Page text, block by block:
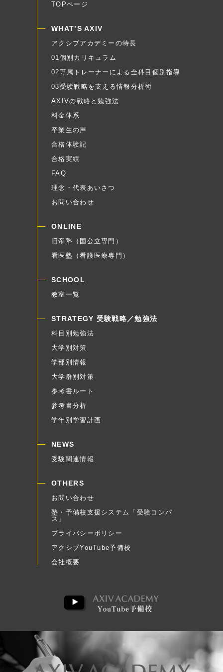
TOPページ
WHAT’S AXIV
アクシブアカデミーの特長
01個別カリキュラム
02専属トレーナーによる全科目個別指導
03受験戦略を支える情報分析術
AXIVの戦略と勉強法
料金体系
卒業生の声
合格体験記
合格実績
FAQ
理念・代表あいさつ
お問い合わせ
ONLINE
旧帝塾（国公立専門）
看医塾（看護医療専門）
SCHOOL
教室一覧
STRATEGY 受験戦略／勉強法
科目別勉強法
大学別対策
学部別情報
大学群別対策
参考書ルート
参考書分析
学年別学習計画
NEWS
受験関連情報
OTHERS
お問い合わせ
塾・予備校支援システム「受験コンパ
ス」
プライバシーポリシー
アクシブYouTube予備校
会社概要